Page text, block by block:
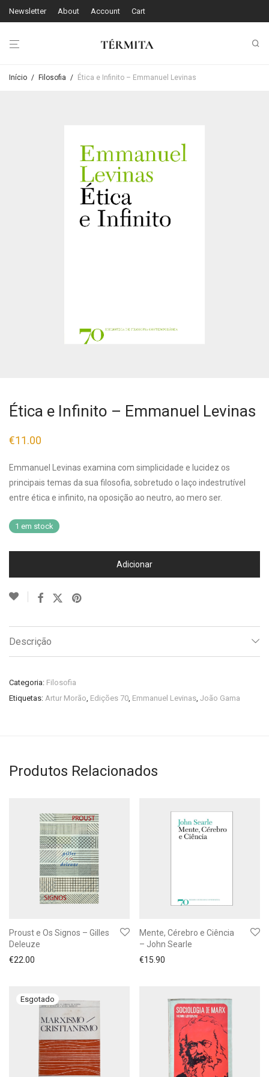
Newsletter About Account Cart
Início / Filosofia / Ética e Infinito – Emmanuel Levinas
Ética e Infinito – Emmanuel Levinas
€11.00
Emmanuel Levinas examina com simplicidade e lucidez os
principais temas da sua filosofia, sobretudo o laço indestrutível
entre ética e infinito, na oposição ao neutro, ao mero ser.
1 em stock
Adicionar
Descrição
Categoria: Filosofia
Etiquetas: Artur Morão, Edições 70, Emmanuel Levinas, João Gama
Produtos Relacionados
Proust e Os Signos – Gilles
Deleuze
€22.00
Mente, Cérebro e Ciência
– John Searle
€15.90